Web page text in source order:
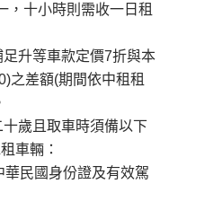
，十小時則需收一日租
升等車款定價7折與本
之差額(期間依中租租
歲且取車時須備以下
車輛：
民國身份證及有效駕